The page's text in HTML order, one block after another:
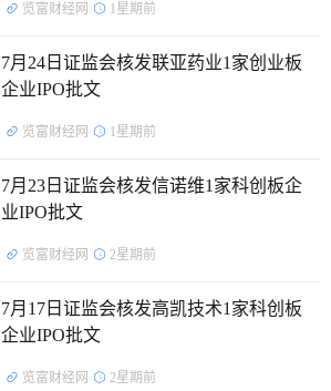
览富财经网 1星期前
7月24日证监会核发联亚药业1家创业板
企业IPO批文
览富财经网 1星期前
7月23日证监会核发信诺维1家科创板企
业IPO批文
览富财经网 2星期前
7月17日证监会核发高凯技术1家科创板
企业IPO批文
览富财经网 2星期前